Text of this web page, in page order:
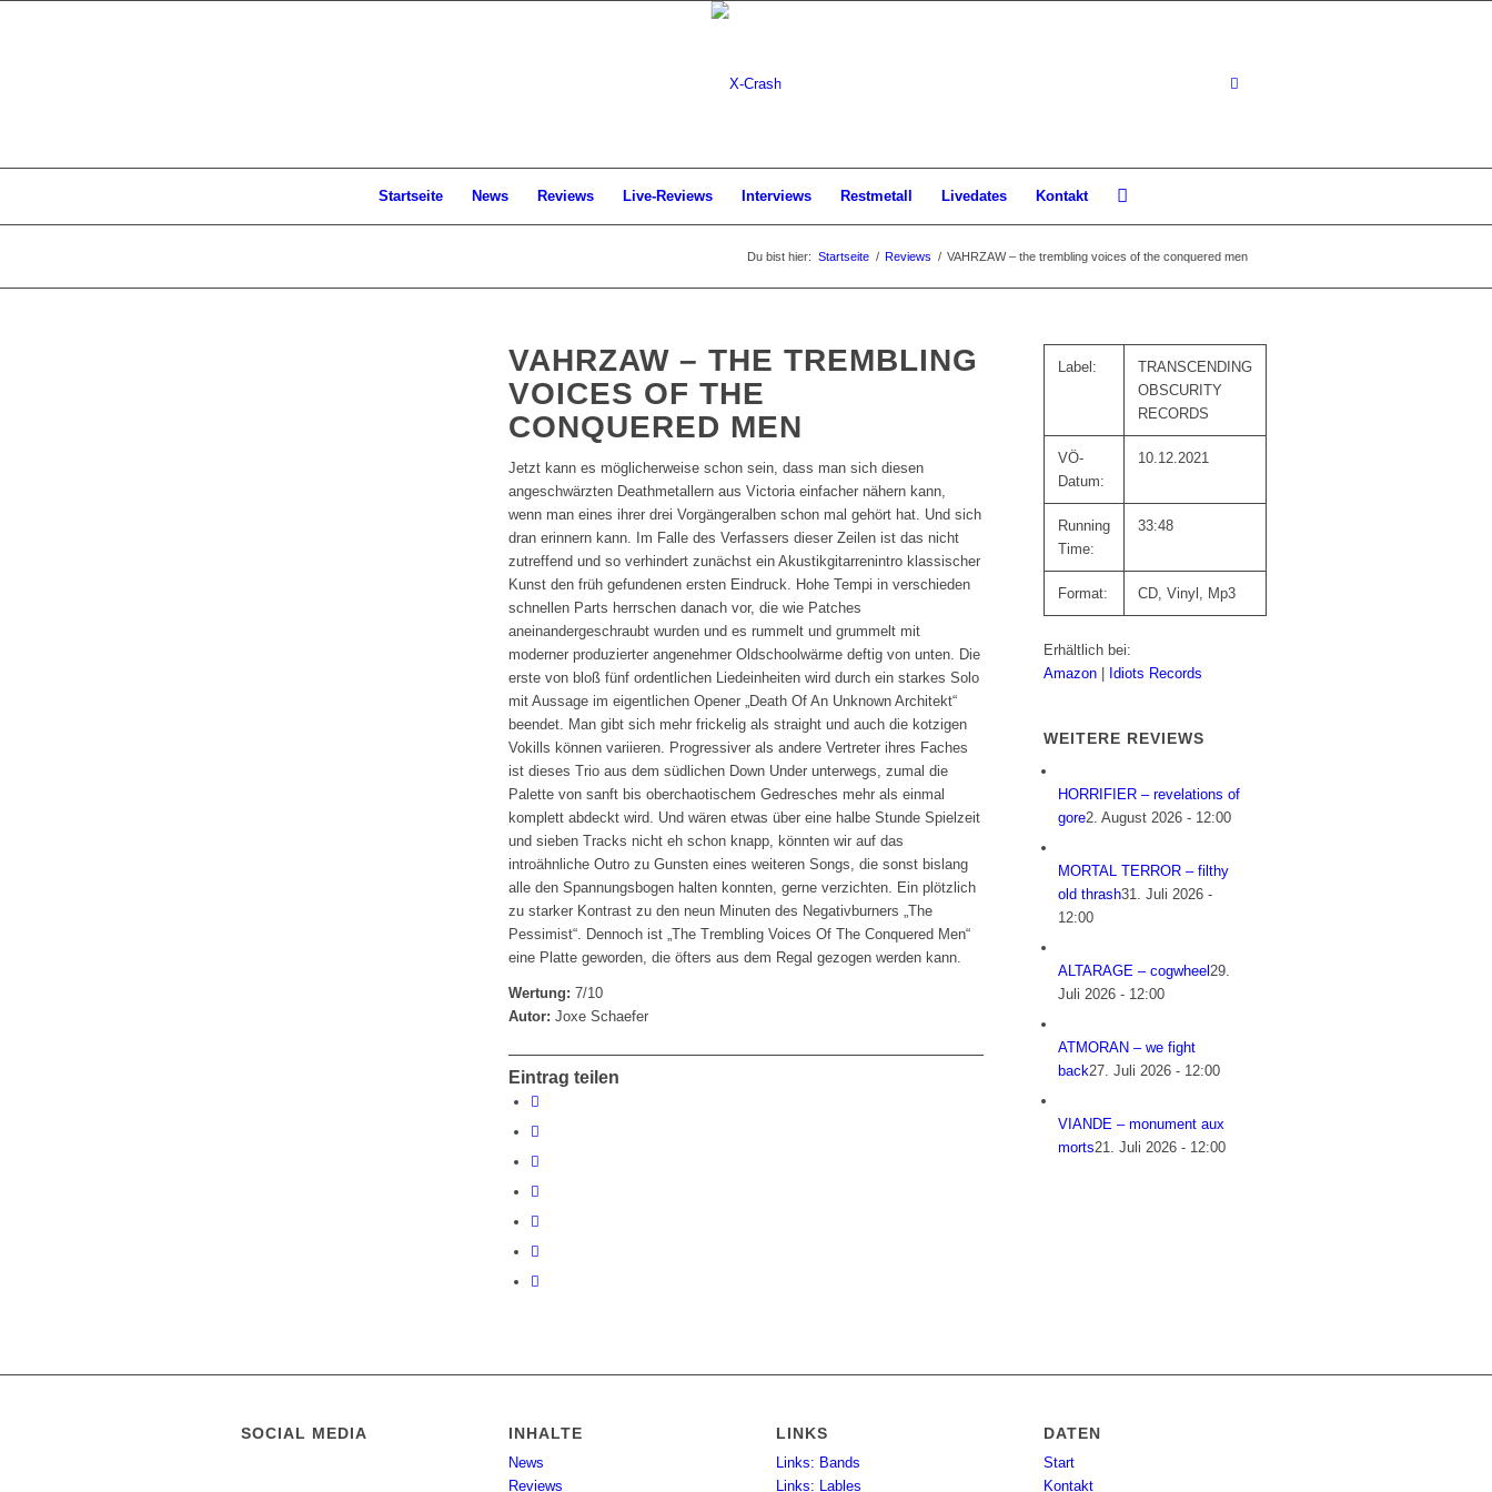
Startseite News Reviews Live-Reviews Interviews Restmetall Livedates Kontakt
Du bist hier: Startseite / Reviews / VAHRZAW – the trembling voices of the conquered men
VAHRZAW – THE TREMBLING
VOICES OF THE
CONQUERED MEN
Jetzt kann es möglicherweise schon sein, dass man sich diesen
angeschwärzten Deathmetallern aus Victoria einfacher nähern kann,
wenn man eines ihrer drei Vorgängeralben schon mal gehört hat. Und sich
dran erinnern kann. Im Falle des Verfassers dieser Zeilen ist das nicht
zutreffend und so verhindert zunächst ein Akustikgitarrenintro klassischer
Kunst den früh gefundenen ersten Eindruck. Hohe Tempi in verschieden
schnellen Parts herrschen danach vor, die wie Patches
aneinandergeschraubt wurden und es rummelt und grummelt mit
moderner produzierter angenehmer Oldschoolwärme deftig von unten. Die
erste von bloß fünf ordentlichen Liedeinheiten wird durch ein starkes Solo
mit Aussage im eigentlichen Opener „Death Of An Unknown Architekt“
beendet. Man gibt sich mehr frickelig als straight und auch die kotzigen
Vokills können variieren. Progressiver als andere Vertreter ihres Faches
ist dieses Trio aus dem südlichen Down Under unterwegs, zumal die
Palette von sanft bis oberchaotischem Gedresches mehr als einmal
komplett abdeckt wird. Und wären etwas über eine halbe Stunde Spielzeit
und sieben Tracks nicht eh schon knapp, könnten wir auf das
introähnliche Outro zu Gunsten eines weiteren Songs, die sonst bislang
alle den Spannungsbogen halten konnten, gerne verzichten. Ein plötzlich
zu starker Kontrast zu den neun Minuten des Negativburners „The
Pessimist“. Dennoch ist „The Trembling Voices Of The Conquered Men“
eine Platte geworden, die öfters aus dem Regal gezogen werden kann.
Wertung: 7/10
Autor: Joxe Schaefer
Eintrag teilen
Label:
TRANSCENDING
OBSCURITY
RECORDS
VÖ-
Datum:
10.12.2021
Running
Time:
33:48
Format: CD, Vinyl, Mp3
Erhältlich bei:
Amazon
Idiots Records
WEITERE REVIEWS
HORRIFIER – revelations of
gore2. August 2026 - 12:00
MORTAL TERROR – filthy
old thrash31. Juli 2026 -
12:00
ALTARAGE – cogwheel29.
Juli 2026 - 12:00
ATMORAN – we fight
back27. Juli 2026 - 12:00
VIANDE – monument aux
morts21. Juli 2026 - 12:00
SOCIAL MEDIA INHALTE
News
Reviews
LINKS
Links: Bands
Links: Lables
DATEN
Start
Kontakt